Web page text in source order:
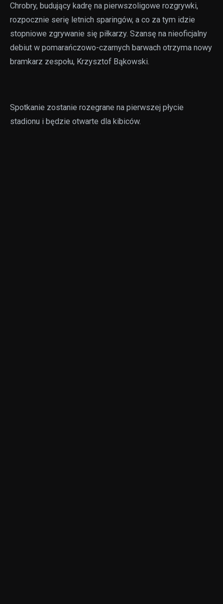
Chrobry, budujący kadrę na pierwszoligowe rozgrywki,
rozpocznie serię letnich sparingów, a co za tym idzie
stopniowe zgrywanie się piłkarzy. Szansę na nieoficjalny
debiut w pomarańczowo-czarnych barwach otrzyma nowy
bramkarz zespołu, Krzysztof Bąkowski.
Spotkanie zostanie rozegrane na pierwszej płycie
stadionu i będzie otwarte dla kibiców.